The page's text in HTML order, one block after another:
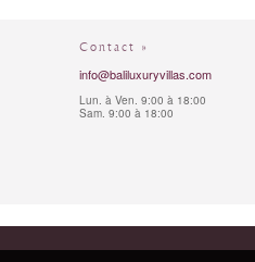
Contact »
info@baliluxuryvillas.com
Lun. à Ven. 9:00 à 18:00
Sam. 9:00 à 18:00